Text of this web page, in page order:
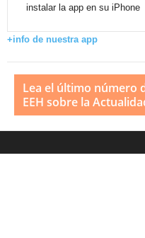
instalar la app en su iPhone
+info de nuestra app
Lea el último número
EEH sobre la